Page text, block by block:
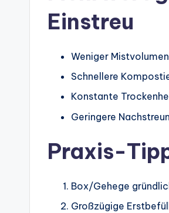
Einstreu
Weniger
Schnellere
Konstante
Geringere
Praxis-
Box/Gehege
Großzügige